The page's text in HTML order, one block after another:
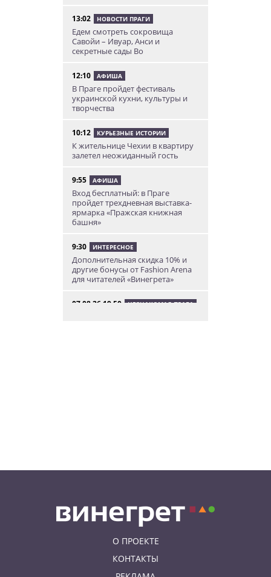
13:02 НОВОСТИ ПРАГИ
Едем смотреть сокровища
Савойи – Ивуар, Анси и
секретные сады Во
12:10 АФИША
В Праге пройдет фестиваль
украинской кухни, культуры и
творчества
10:12 КУРЬЕЗНЫЕ ИСТОРИИ
К жительнице Чехии в квартиру
залетел неожиданный гость
9:55 АФИША
Вход бесплатный: в Праге
пройдет трехдневная выставка-
ярмарка «Пражская книжная
башня»
9:30 ИНТЕРЕСНОЕ
Дополнительная скидка 10% и
другие бонусы от Fashion Arena
для читателей «Винегрета»
07.08.26 19:50 НЕЗНАКОМАЯ ПРАГА
О ПРОЕКТЕ
КОНТАКТЫ